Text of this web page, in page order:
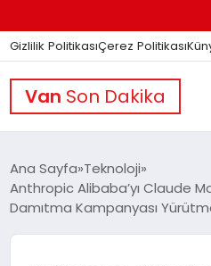
Gizlilik PolitikasıÇerez Politikası
Van Son Dakika
GÜNDEM
Ana Sayfa Teknoloji
Anthropic Alibaba’yı Claude
Damıtma Kampanyası